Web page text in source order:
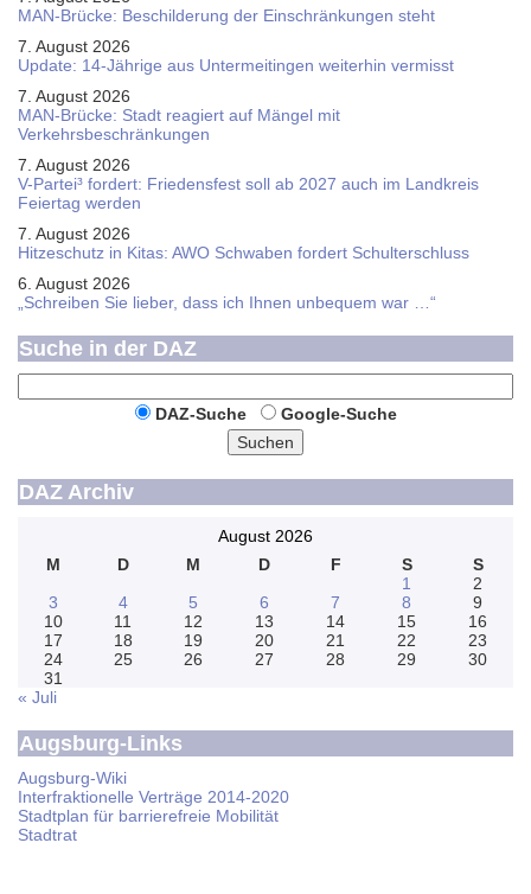
MAN-Brücke: Beschilderung der Einschränkungen steht
7. August 2026
Update: 14-Jährige aus Untermeitingen weiterhin vermisst
7. August 2026
MAN-Brücke: Stadt reagiert auf Mängel mit
Verkehrsbeschränkungen
7. August 2026
V-Partei­³ fordert: Friedens­fest soll ab 2027 auch im Land­kreis
Feier­tag werden
7. August 2026
Hitzeschutz in Kitas: AWO Schwaben fordert Schulterschluss
6. August 2026
„Schreiben Sie lieber, dass ich Ihnen unbequem war …“
Suche in der DAZ
DAZ-Suche
Google-Suche
Suchen
DAZ Archiv
August 2026
M
D M D F S
S
1
2
3
4 5 6 7 8
9
10
11 12 13 14 15
16
17
18 19 20 21 22
23
24
25 26 27 28 29
30
31
« Juli
Augsburg-Links
Augsburg-Wiki
Interfraktionelle Verträge 2014-2020
Stadtplan für barrierefreie Mobilität
Stadtrat